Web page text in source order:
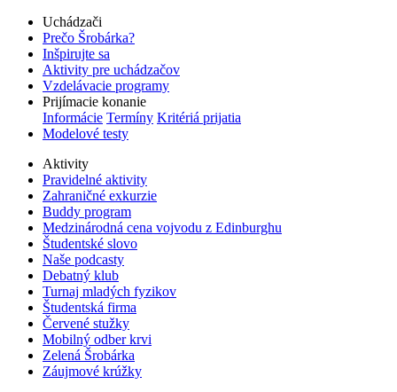
Uchádzači
Prečo Šrobárka?
Inšpirujte sa
Aktivity pre uchádzačov
Vzdelávacie programy
Prijímacie konanie
Informácie Termíny Kritériá prijatia
Modelové testy
Aktivity
Pravidelné aktivity
Zahraničné exkurzie
Buddy program
Medzinárodná cena vojvodu z Edinburghu
Študentské slovo
Naše podcasty
Debatný klub
Turnaj mladých fyzikov
Študentská firma
Červené stužky
Mobilný odber krvi
Zelená Šrobárka
Záujmové krúžky